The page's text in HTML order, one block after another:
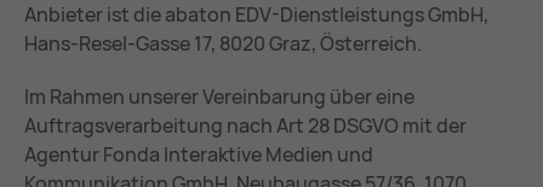
Anbieter ist die abaton EDV-Dienstleistungs GmbH,
Hans-Resel-Gasse 17, 8020 Graz, Österreich.
Im Rahmen unserer Vereinbarung über eine
Auftragsverarbeitung nach Art 28 DSGVO mit der
Agentur Fonda Interaktive Medien und